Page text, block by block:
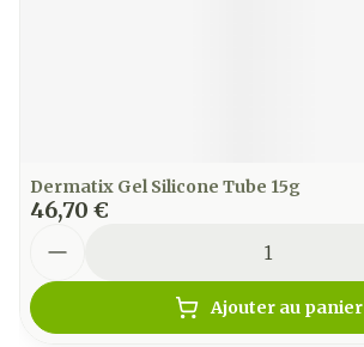
Dermatix Gel Silicone Tube 15g
46,70 €
Ajouter au panier